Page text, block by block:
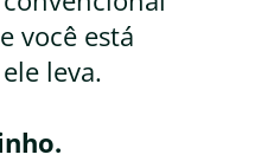
você está
leva.